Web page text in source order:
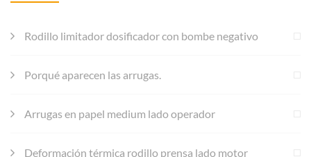
Rodillo limitador dosificador con bombe negativo
Porqué aparecen las arrugas.
Arrugas en papel medium lado operador
Deformación térmica rodillo prensa lado motor